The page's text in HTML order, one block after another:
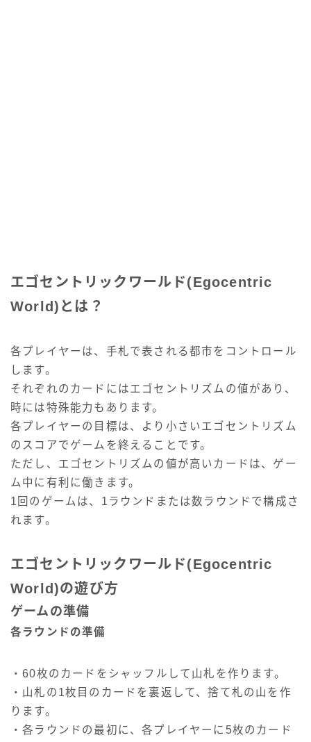
エゴセントリックワールド(Egocentric
World)とは？
各プレイヤーは、手札で表される都市をコントロール
します。
それぞれのカードにはエゴセントリズムの値があり、
時には特殊能力もあります。
各プレイヤーの目標は、より小さいエゴセントリズム
のスコアでゲームを終えることです。
ただし、エゴセントリズムの値が高いカードは、ゲー
ム中に有利に働きます。
1回のゲームは、1ラウンドまたは数ラウンドで構成さ
れます。
エゴセントリックワールド(Egocentric
World)の遊び方
ゲームの準備
各ラウンドの準備
・60枚のカードをシャッフルして山札を作ります。
・山札の1枚目のカードを裏返して、捨て札の山を作
ります。
・各ラウンドの最初に、各プレイヤーに5枚のカード